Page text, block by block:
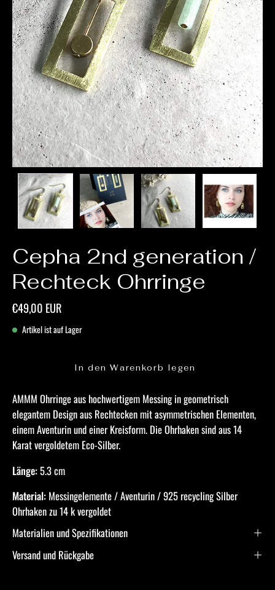
Cepha 2nd generation /
Rechteck Ohrringe
€49,00 EUR
Artikel ist auf Lager
In den Warenkorb legen
AMMM Ohrringe aus hochwertigem Messing in geometrisch
elegantem Design aus Rechtecken mit asymmetrischen Elementen,
einem Aventurin und einer Kreisform. Die Ohrhaken sind aus 14
Karat vergoldetem Eco-Silber.
Länge:5.3cm
Material: Messingelemente / Aventurin / 925 recycling Silber
Ohrhaken zu 14 k vergoldet
Materialien und Spezifikationen
Versand und Rückgabe